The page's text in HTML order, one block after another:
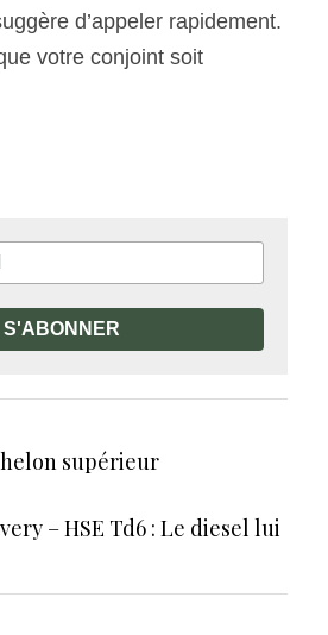
d’appeler rapidement.
votre conjoint soit
S'ABONNER
supérieur
– HSE Td6 : Le diesel lui